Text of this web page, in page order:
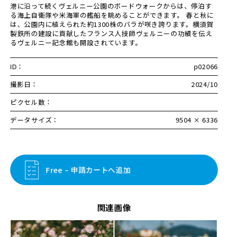
港に沿って続くヴェルニー公園のボードウォークからは、停泊す
る海上自衛隊や米海軍の艦船を眺めることができます。 春と秋に
は、公園内に植えられた約1300株のバラが咲き誇ります。横須賀
製鉄所の建設に貢献したフランス人技師ヴェルニーの功績を伝え
るヴェルニー記念館も開設されています。
ID：
p02066
撮影日：
2024/10
ピクセル数：
データサイズ：
9504 × 6336
Free – 申請カートへ追加
関連画像